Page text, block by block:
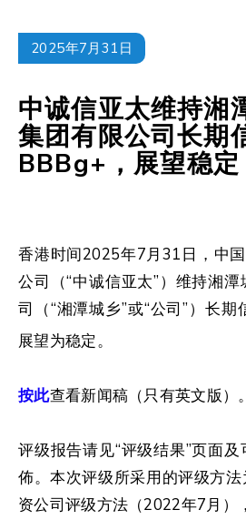
2025年7月31日
中诚信亚太维持湘
集团有限公司长期
BBBg+，展望稳定
香港时间2025年7月31日，中
公司（“中诚信亚太”）维持湘
司（“湘潭城乡”或“公司”）长
展望为稳定。
按此查看新闻稿（只有英文版）。
评级报告请见“评级结果”页面
佈。本次评级所采用的评级方
资公司评级方法（2022年7月）